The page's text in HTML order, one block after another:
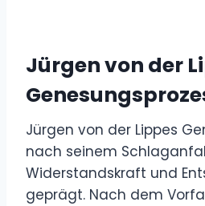
Jürgen von der
Jürgen von der Lippes
nach seinem
Widerstandskraft und
geprägt. Nach dem